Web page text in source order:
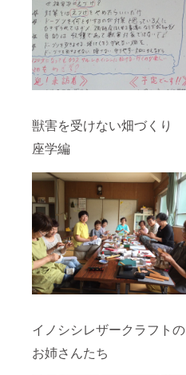
獣害を受けない畑づくり
座学編
イノシシレザークラフトの
お姉さんたち